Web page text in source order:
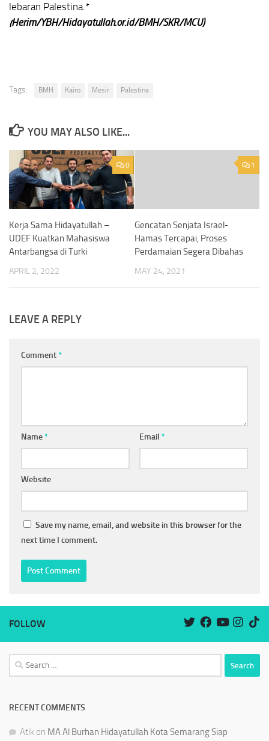
lebaran Palestina.*
(Herim/YBH/Hidayatullah.or.id/BMH/SKR/MCU)
Tags: BMH Kairo Mesir Palestina
YOU MAY ALSO LIKE...
0
Kerja Sama Hidayatullah –
UDEF Kuatkan Mahasiswa
Antarbangsa di Turki
APRIL 2, 2022
1
Gencatan Senjata Israel-
Hamas Tercapai, Proses
Perdamaian Segera Dibahas
MAY 24, 2021
LEAVE A REPLY
Comment*
Name* Email *
Website
Save my name, email, and website in this browser for the
next time I comment.
FOLLOW
Search
for:
RECENT COMMENTS
Atik on MA Al Burhan Hidayatullah Kota Semarang Siap